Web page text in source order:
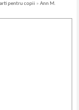
pentru copii »Ann M.